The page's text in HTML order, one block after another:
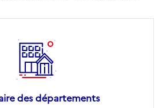
des départements